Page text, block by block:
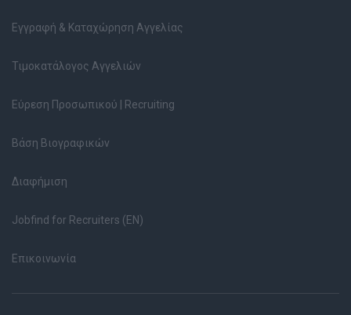
Εγγραφή & Καταχώρηση Αγγελίας
Τιμοκατάλογος Αγγελιών
Εύρεση Προσωπικού | Recruiting
Βάση Βιογραφικών
Διαφήμιση
Jobfind for Recruiters (EN)
Επικοινωνία